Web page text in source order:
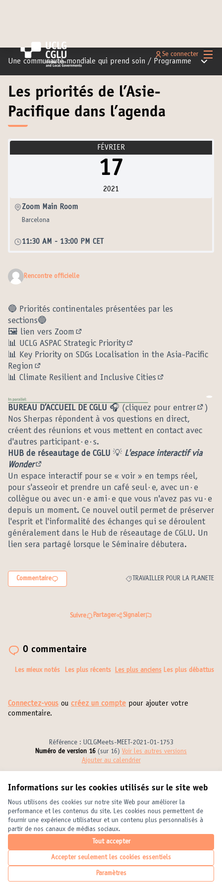
Informations sur les cookies utilisés sur le site web
Nous utilisons des cookies sur notre site Web pour améliorer la
performance et les contenus du site. Les cookies nous permettent de
fournir une expérience utilisateur et un contenu plus personnalisés à
partir de nos canaux de médias sociaux.
Tout accepter
Accepter seulement les cookies essentiels
Paramètres
Se connecter
Une communauté mondiale qui prend soin / Programme Menu
Les priorités de l’Asie-
Pacifique dans l’agenda
FÉVRIER
17
2021
Zoom Main Room
Barcelona
11:30 AM - 13:00 PM CET
Rencontre officielle
🔵 Priorités continentales présentées par les
sections🔵
🖼️ lien vers Zoom
(Lien externe)
📊 UCLG ASPAC Strategic Priority
(Lien externe)
📊 Key Priority on SDGs Localisation in the Asia-Pacific
Region
(Lien externe)
📊 Climate Resilient and Inclusive Cities
BUREAU D’ACCUEIL DE CGLU 🎧 (cliquez pour entrer
(Lien
)
Nos Sherpas répondent à vos questions en direct,
créent des réunions et vous mettent en contact avec
d'autres participant·e·s.
HUB de réseautage de CGLU 💡 L'espace interactif via
Wonder
(Lien externe)
Un espace interactif pour se « voir » en temps réel,
pour s'asseoir et prendre un café seul·e, avec un·e
collègue ou avec un·e ami·e que vous n'avez pas vu·e
depuis un moment. Ce nouvel outil permet de préserver
l'esprit et l'informalité des échanges qui se déroulent
généralement dans le Hub de réseautage de CGLU. Un
lien sera partagé lorsque le Séminaire débutera.
Commentaire
Filtrer les résultats de la catégorie :
TRAVAILLER POUR LA PLANETE
Suivre Partager Signaler
0 commentaire
Les mieux notés Les plus récents Les plus anciens Les plus débattus
Connectez-vous ou créez un compte pour ajouter votre
commentaire.
Référence : UCLGMeets-MEET-2021-01-1753
Numéro de version 16 (sur 16)
voir les autres versions
Ajouter au calendrier
Conditions d'utilisation
Paramètres des cookies
United Cities and Local Governments sur X
(Lien externe)
United Cities and Local Governments sur Facebook
(Lien externe)
United Cities and Local Governments sur YouTube
(Lien externe)
Français
Elegir el idiomaChoose languageChoisir la langue
Site réalisé grâce au
(Lien externe)
Licence
(Lien